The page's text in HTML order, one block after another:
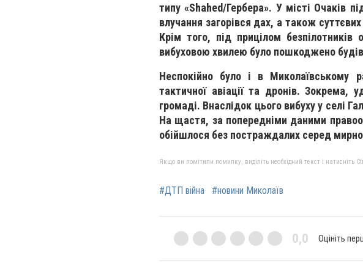
типу «Shahed/Гербера». У місті Очаків
влучання загорівся дах, а також
Крім того, під прицілом
вибуховою хвилею було пошкоджено
Неспокійно було і в Миколаївському
тактичної авіації та дронів. Зокрема,
громаді. Внаслідок цього вибуху у селі
На щастя, за попередніми даними
обійшлося без постраждалих серед
Якщо ви помітили помилку, виділіть необхідний текст і натисніть
#ДТП війна #новини Миколаїв
0,0 Оцініть